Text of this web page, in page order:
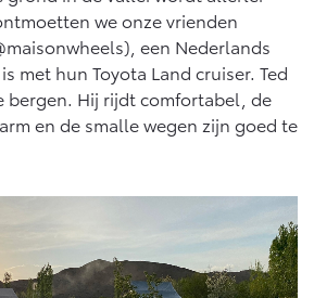
we onze vrienden
een Nederlands
met hun Toyota Land cruiser. Ted
bergen. Hij rijdt comfortabel, de
en de smalle wegen zijn goed te